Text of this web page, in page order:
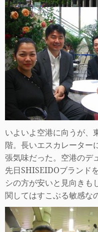
いよいよ空港に向うが、
階。長いエスカレーター
張気味だった。空港のデ
先日SHISEIDOブランド
シの方が安いと見向きも
関してはすこぶる敏感な